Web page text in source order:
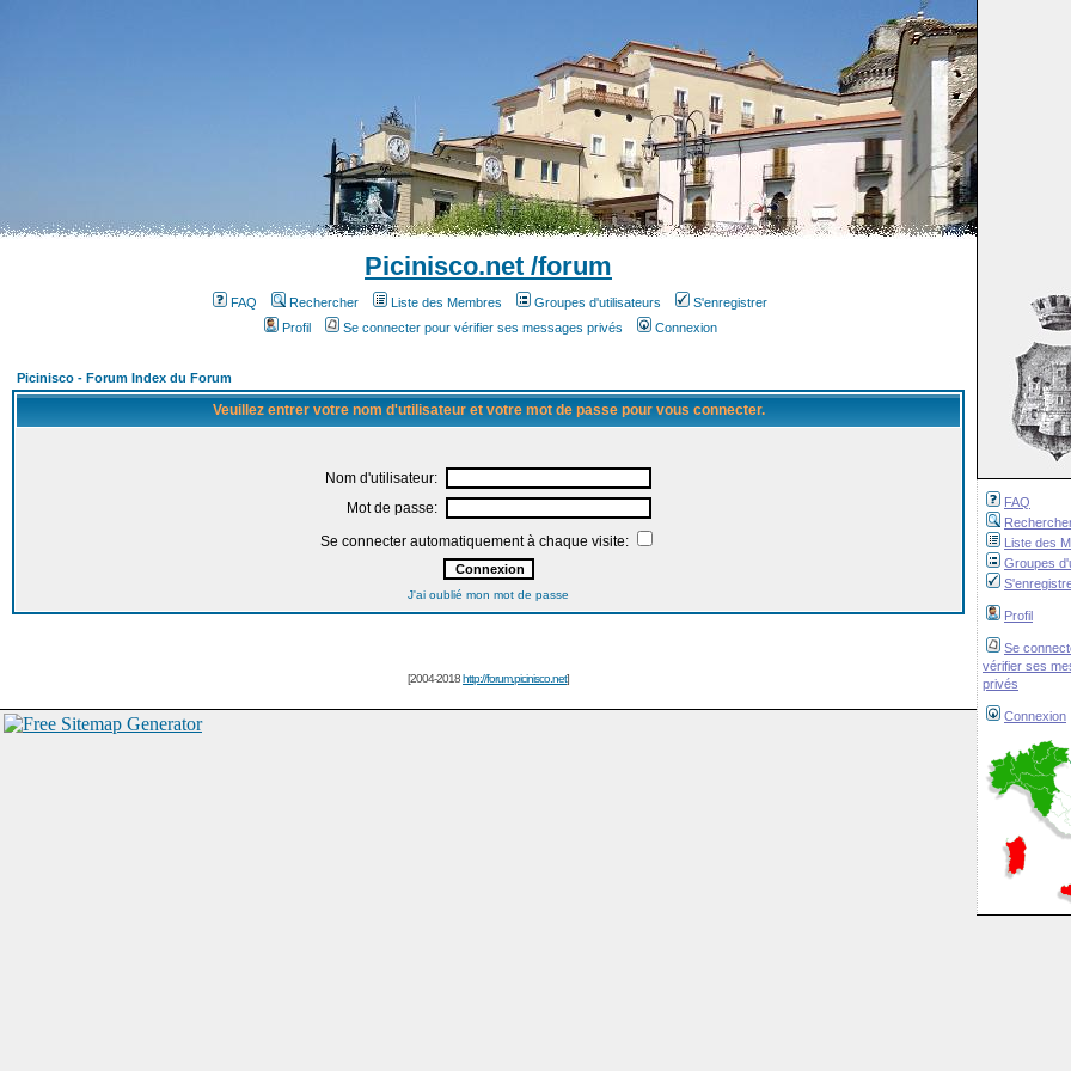
FAQ
Liste des
Groupes
Profil
Se
vérifier ses
privés
Connexion
Picinisco.net /forum
FAQ Rechercher Liste des Membres Groupes d'utilisateurs
S'enregistrer
Profil
Se connecter pour vérifier ses messages privés Connexion
Picinisco - Forum Index du Forum
Veuillez entrer votre nom d'utilisateur et votre mot de passe pour vous connecter.
Nom d'utilisateur:
Mot de passe:
Se connecter automatiquement à chaque visite:
J'ai oublié mon mot de passe
[2004-2018http://forum.picinisco.net]